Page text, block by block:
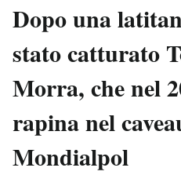
Politica
Tecnologia
Scienza
Dopo una
stato catturato
Morra, che nel
rapina nel
Mondialpol